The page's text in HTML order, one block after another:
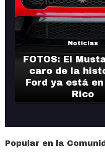
Noticias
FOTOS: El
caro de la
Ford ya está
Rico
Popular en la